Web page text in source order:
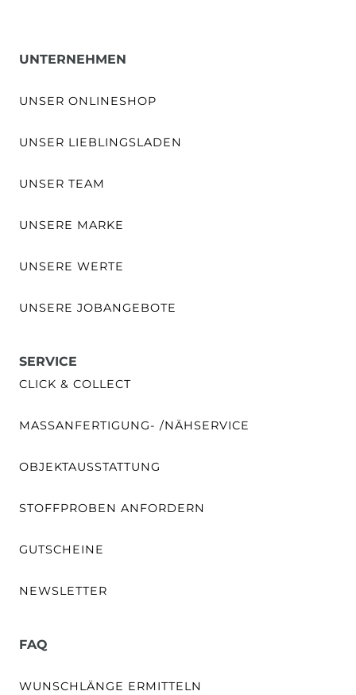
UNTERNEHMEN
UNSER ONLINESHOP
UNSER LIEBLINGSLADEN
UNSER TEAM
UNSERE MARKE
UNSERE WERTE
UNSERE JOBANGEBOTE
SERVICE
CLICK & COLLECT
MASSANFERTIGUNG- /NÄHSERVICE
OBJEKTAUSSTATTUNG
STOFFPROBEN ANFORDERN
GUTSCHEINE
NEWSLETTER
FAQ
WUNSCHLÄNGE ERMITTELN